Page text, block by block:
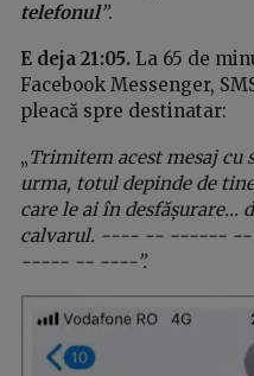
telefonul”.
E deja 21:05. La 65 de
Facebook Messenger,
pleacă spre destinatar:
„Trimitem acest mesaj cu
urma, totul depinde de
care le ai în desfășurare...
calvarul. ---- -- ------
----- -- ----”.